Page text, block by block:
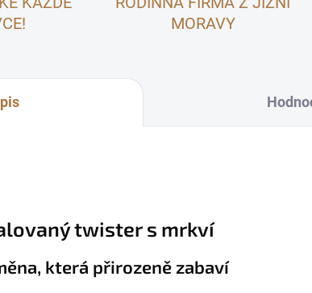
MORAVY
twister s mrkví
která přirozeně zabaví